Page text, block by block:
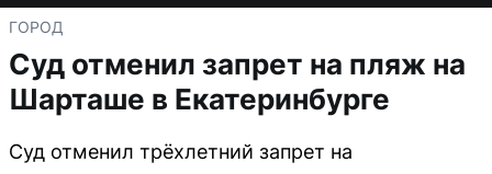
ГОРОД
Суд отменил запрет на пляж на
Шарташе в Екатеринбурге
Суд отменил трёхлетний запрет на